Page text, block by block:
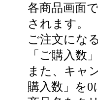
各商品画面
されます。
ご注文にな
「ご購入数
また、キャ
購入数」を